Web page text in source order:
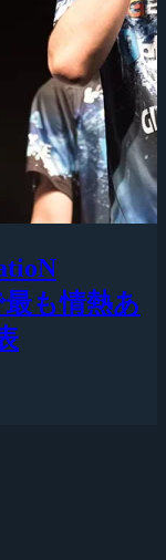
も情熱あ